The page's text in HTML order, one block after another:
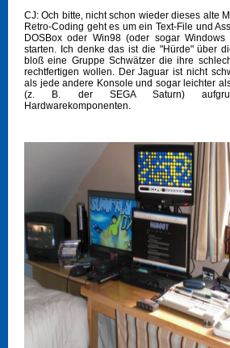
CJ: Och bitte, nicht schon wieder dieses alte
Retro-Coding geht es um ein Text-File und
DOSBox oder Win98 (oder sogar
starten. Ich denke das ist die "Hürde" über
bloß eine Gruppe Schwätzer die ihre
rechtfertigen wollen. Der Jaguar ist nicht
als jede andere Konsole und sogar leichter
(z. B. der SEGA Saturn)
Hardwarekomponenten.